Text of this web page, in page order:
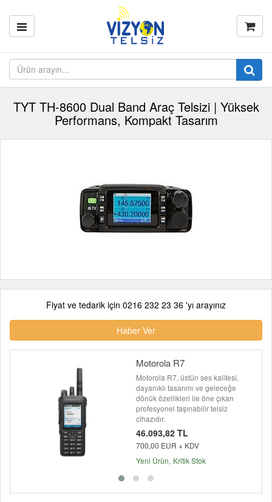
TYT TH-8600 Dual Band Araç Telsizi | Yüksek
Performans, Kompakt Tasarım
Fiyat ve tedarik için 0216 232 23 36 'yı arayınız
Haber Ver
Motorola R7
Motorola R7, üstün ses kalitesi,
dayanıklı tasarımı ve geleceğe
dönük özellikleri ile öne çıkan
profesyonel taşınabilir telsiz
cihazıdır.
46.093,82 TL
700,00 EUR + KDV
Yeni Ürün Kritik Stok